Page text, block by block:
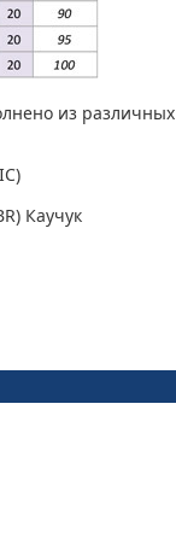
из различных
Каучук